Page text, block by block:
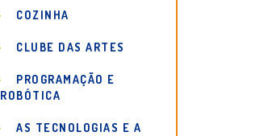
COZINHA
CLUBE DAS ARTES
PROGRAMAÇÃO E
ROBÓTICA
AS TECNOLOGIAS E A